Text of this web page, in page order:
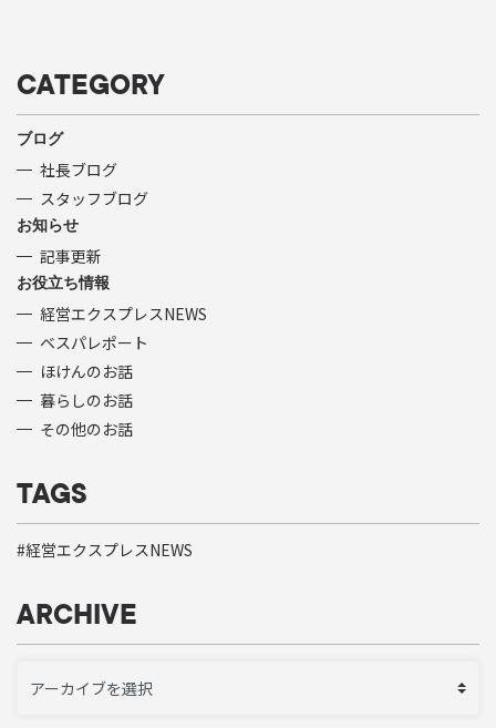
CATEGORY
ブログ
社長ブログ
スタッフブログ
お知らせ
記事更新
お役立ち情報
経営エクスプレスNEWS
ベスパレポート
ほけんのお話
暮らしのお話
その他のお話
TAGS
経営エクスプレスNEWS
ARCHIVE